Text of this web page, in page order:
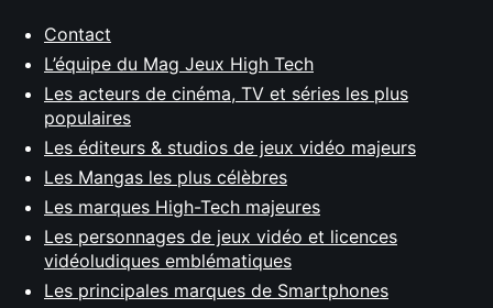
Contact
L’équipe du Mag Jeux High Tech
Les acteurs de cinéma, TV et séries les plus
populaires
Les éditeurs & studios de jeux vidéo majeurs
Les Mangas les plus célèbres
Les marques High-Tech majeures
Les personnages de jeux vidéo et licences
vidéoludiques emblématiques
Les principales marques de Smartphones